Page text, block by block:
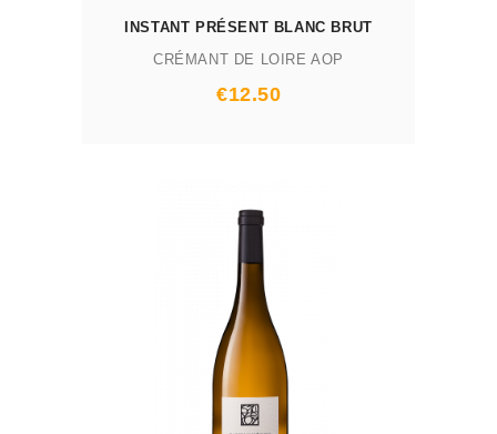
INSTANT PRÉSENT BLANC BRUT
CRÉMANT DE LOIRE AOP
Prix
€12.50